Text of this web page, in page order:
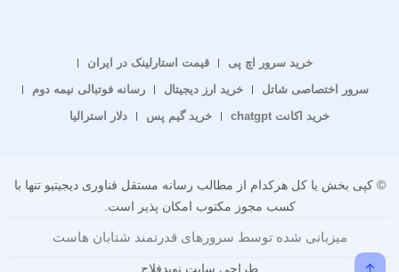
خرید سرور اچ پی
قیمت استارلینک در ایران
سرور اختصاصی شاتل
خرید ارز دیجیتال
رسانه فوتبالی نیمه دوم
خرید اکانت chatgpt
خرید گیم پس دلار استرالیا
© کپی بخش یا کل هرکدام از مطالب رسانه مستقل فناوری دیجیتیو تنها با
کسب مجوز مکتوب امکان پذیر است.
میزبانی شده توسط سرورهای قدرتمند شتابان هاست
طراحی سایت نویدفلاح